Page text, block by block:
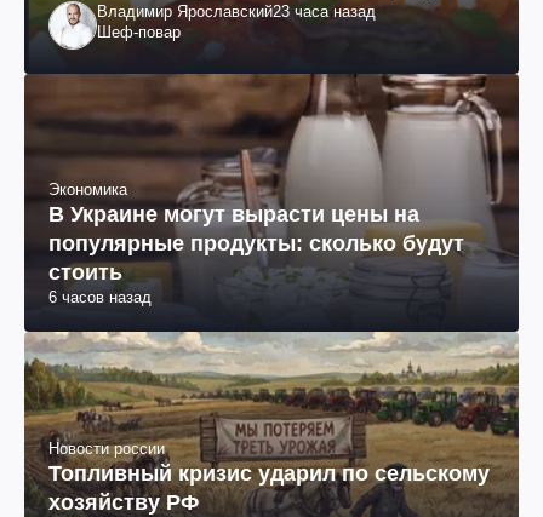
Владимир Ярославский23 часа назад
Шеф-повар
Экономика
В Украине могут вырасти цены на
популярные продукты: сколько будут
стоить
6 часов назад
Новости россии
Топливный кризис ударил по сельскому
хозяйству РФ